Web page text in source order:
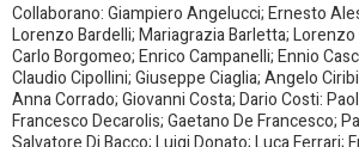
Collaborano: Giampiero Angelucci; Ernesto
Lorenzo Bardelli; Mariagrazia Barletta; Lorenzo
Carlo Borgomeo; Enrico Campanelli; Ennio
Claudio Cipollini; Giuseppe Ciaglia; Angelo
Anna Corrado; Giovanni Costa; Dario Costi:
Francesco Decarolis; Gaetano De Francesco;